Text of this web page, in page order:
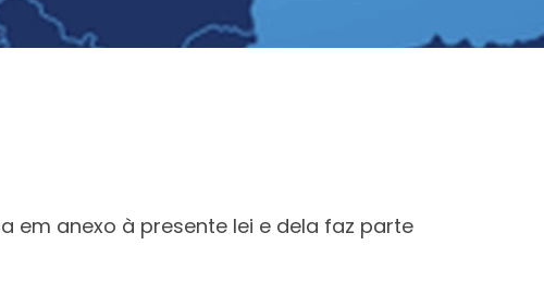
em anexo à presente lei e dela faz parte